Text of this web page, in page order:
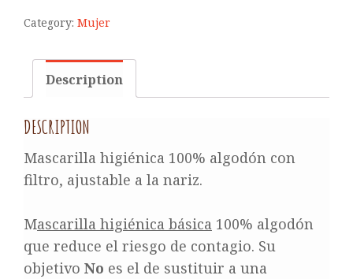
Category: Mujer
Description
DESCRIPTION
Mascarilla higiénica 100% algodón con
filtro, ajustable a la nariz.
Mascarilla higiénica básica 100% algodón
que reduce el riesgo de contagio. Su
objetivo No es el de sustituir a una